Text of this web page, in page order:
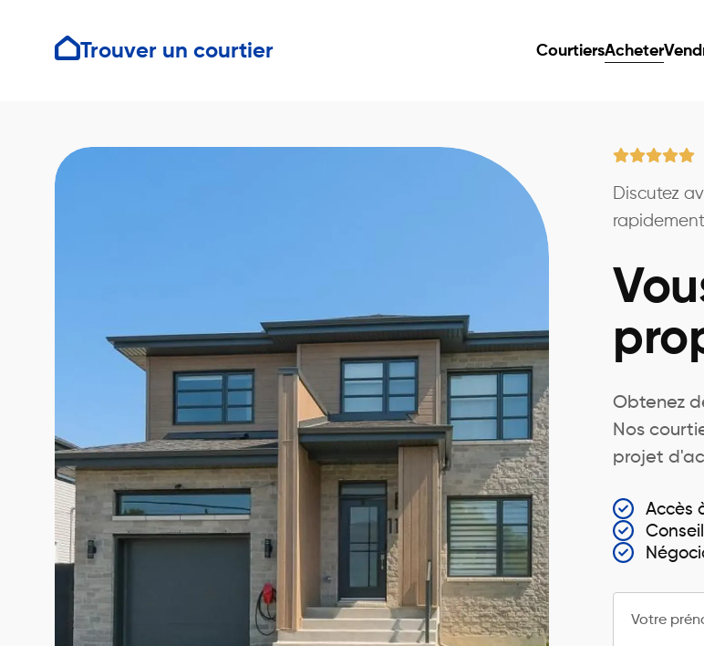
Trouver un courtier CourtiersAcheter
Discutez
Obtenez
Nos
projet
Accès
Votre